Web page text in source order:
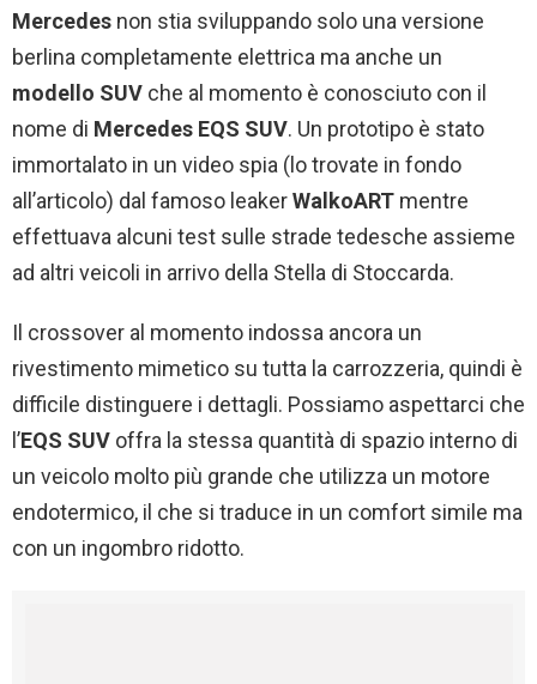
Mercedes non stia sviluppando solo una versione
berlina completamente elettrica ma anche un
modello SUV che al momento è conosciuto con il
nome di Mercedes EQS SUV. Un prototipo è stato
immortalato in un video spia (lo trovate in fondo
all’articolo) dal famoso leakerWalkoART mentre
effettuava alcuni test sulle strade tedesche assieme
ad altri veicoli in arrivo della Stella di Stoccarda.
Il crossover al momento indossa ancora un
rivestimento mimetico su tutta la carrozzeria, quindi è
difficile distinguere i dettagli. Possiamo aspettarci che
l’EQS SUV offra la stessa quantità di spazio interno di
un veicolo molto più grande che utilizza un motore
endotermico, il che si traduce in un comfort simile ma
con un ingombro ridotto.